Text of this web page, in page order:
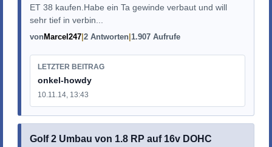
ET 38 kaufen.Habe ein Ta gewinde verbaut und will
sehr tief in verbin...
vonMarcel247 2 Antworten 1.907 Aufrufe
LETZTER BEITRAG
onkel-howdy
10.11.14, 13:43
Golf 2 Umbau von 1.8 RP auf 16v DOHC